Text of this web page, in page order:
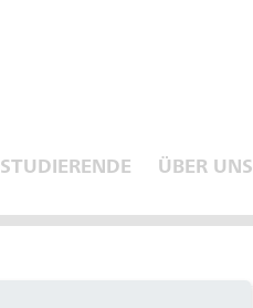
STUDIERENDE ÜBER UNS